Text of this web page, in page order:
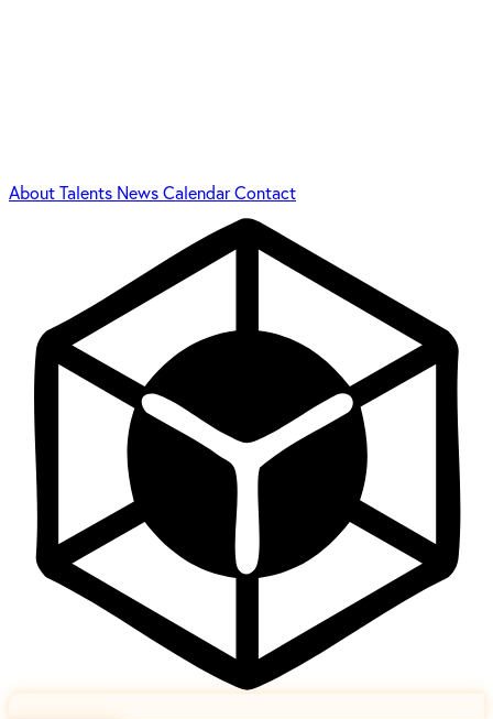
AboutTalents NewsCalendarContact